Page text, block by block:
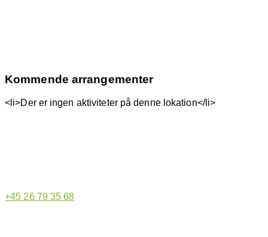
Kommende arrangementer
<li>Der er ingen aktiviteter på denne lokation</li>
+45 26 79 35 68